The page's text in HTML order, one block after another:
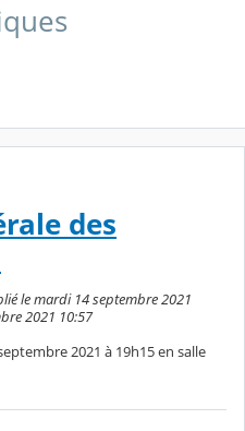
des
le mardi 14 septembre 2021
2021 10:57
2021 à 19h15 en salle